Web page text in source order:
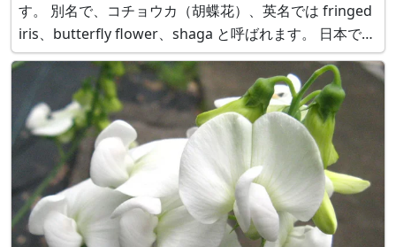
す。 別名で、コチョウカ（胡蝶花）、英名では fringed
iris、butterfly flower、shaga と呼ばれます。 日本で
は、本州～四国～九州の林床に自生します。 葉はアヤメ
科特有の硬く細長く、光沢があり、